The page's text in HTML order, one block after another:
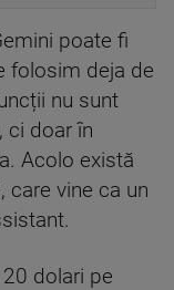
poate fi
folosim deja de
nu sunt
ci doar în
Acolo există
care vine ca un
dolari pe